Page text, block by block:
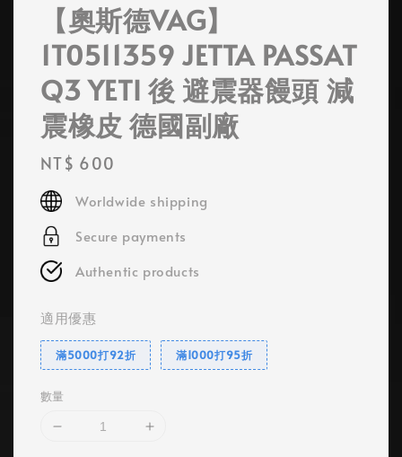
【奧斯德VAG】
1T0511359 JETTA PASSAT
Q3 YETI 後 避震器饅頭 減
震橡皮 德國副廠
Regular
price
NT$ 600
Worldwide shipping
Secure payments
Authentic products
適用優惠
滿5000打92折 滿1000打95折
數量